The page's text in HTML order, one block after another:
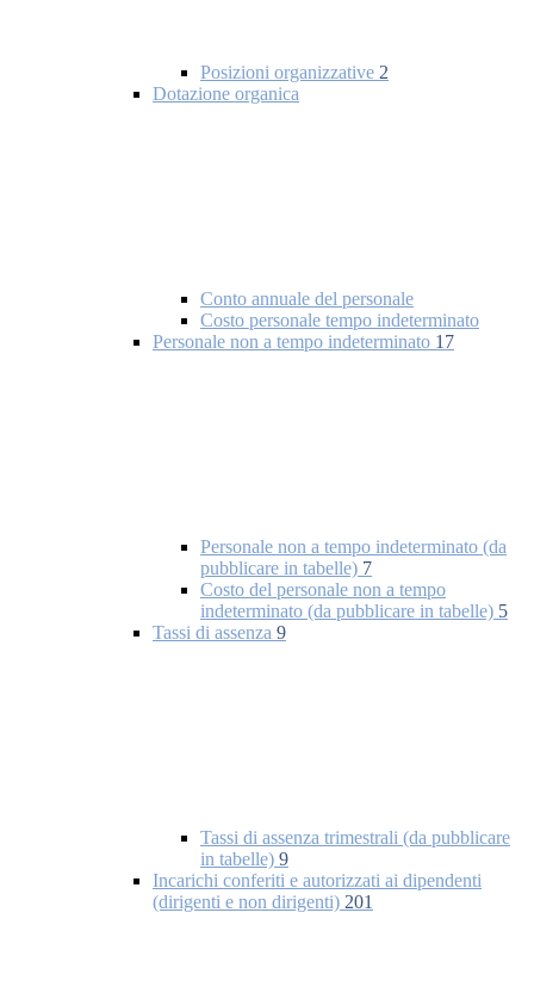
Posizioni organizzative 2
Dotazione organica
Conto annuale del personale
Costo personale tempo indeterminato
Personale non a tempo indeterminato 17
Personale non a tempo indeterminato (da
pubblicare in tabelle) 7
Costo del personale non a tempo
indeterminato (da pubblicare in tabelle) 5
Tassi di assenza 9
Tassi di assenza trimestrali (da pubblicare
in tabelle) 9
Incarichi conferiti e autorizzati ai dipendenti
(dirigenti e non dirigenti) 201